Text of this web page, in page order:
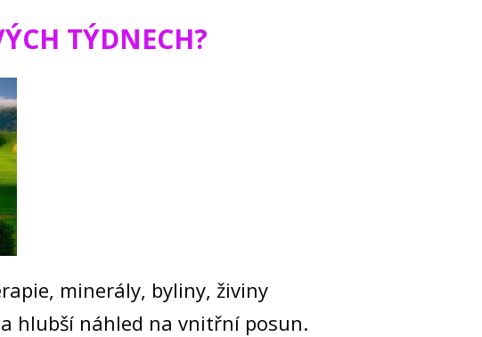
TÝDNECH?
minerály, byliny, živiny
hlubší náhled na vnitřní posun.